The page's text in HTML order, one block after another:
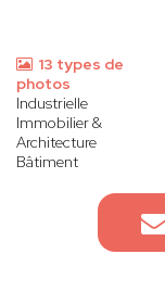
13 types de
photos
Industrielle
Immobilier &
Architecture
Bâtiment